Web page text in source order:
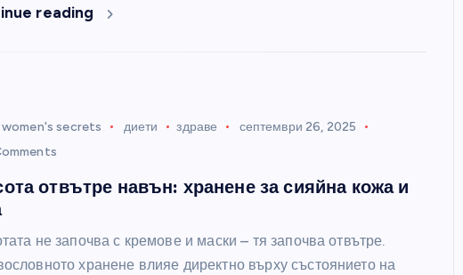
reading
women's secrets диети здраве
септември 26, 2025
отвътре навън: хранене за сияйна кожа и
не започва с кремове и маски – тя започва отвътре.
хранене влияе директно върху състоянието на